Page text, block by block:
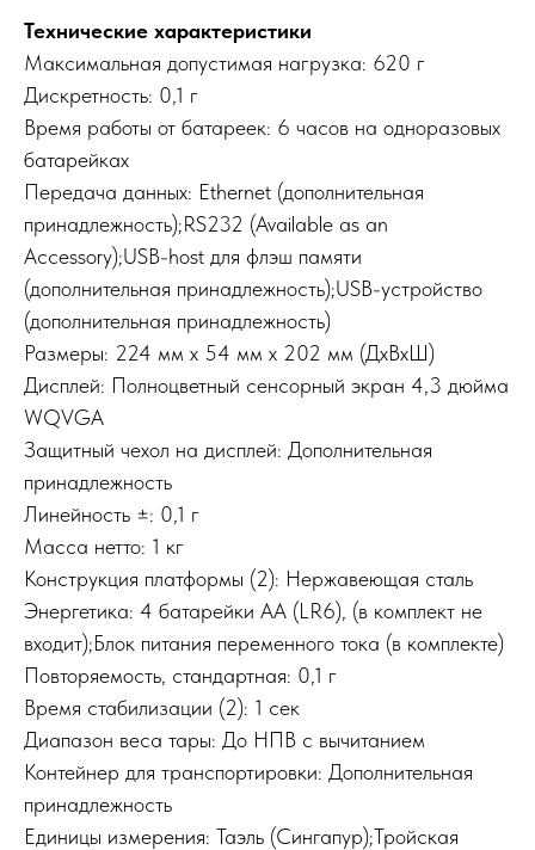
Технические характеристики
Максимальная допустимая нагрузка: 620 г
Дискретность: 0,1 г
Время работы от батареек: 6 часов на одноразовых
батарейках
Передача данных: Ethernet (дополнительная
принадлежность);RS232 (Available as an
Accessory);USB-host для флэш памяти
(дополнительная принадлежность);USB-устройство
(дополнительная принадлежность)
Размеры: 224 мм x 54 мм x 202 мм (ДxВxШ)
Дисплей: Полноцветный сенсорный экран 4,3 дюйма
WQVGA
Защитный чехол на дисплей: Дополнительная
принадлежность
Линейность ±: 0,1 г
Масса нетто: 1 кг
Конструкция платформы (2): Нержавеющая сталь
Энергетика: 4 батарейки AA (LR6), (в комплект не
входит);Блок питания переменного тока (в комплекте)
Повторяемость, стандартная: 0,1 г
Время стабилизации (2): 1 сек
Диапазон веса тары: До НПВ с вычитанием
Контейнер для транспортировки: Дополнительная
принадлежность
Единицы измерения: Таэль (Сингапур);Тройская